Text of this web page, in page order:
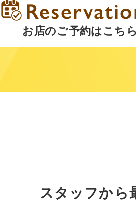
お店のご予約はこちら
スタッフから